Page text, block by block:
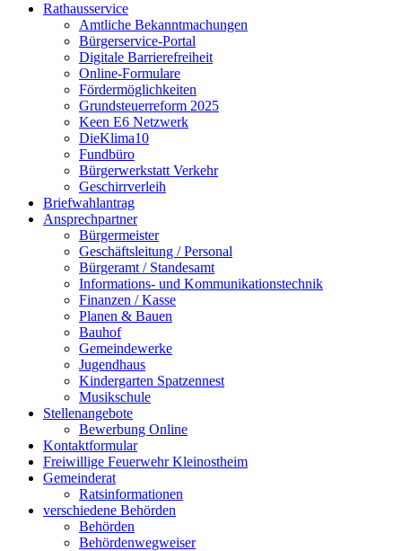
Rathausservice
Amtliche Bekanntmachungen
Bürgerservice-Portal
Digitale Barrierefreiheit
Online-Formulare
Fördermöglichkeiten
Grundsteuerreform 2025
Keen E6 Netzwerk
DieKlima10
Fundbüro
Bürgerwerkstatt Verkehr
Geschirrverleih
Briefwahlantrag
Ansprechpartner
Bürgermeister
Geschäftsleitung / Personal
Bürgeramt / Standesamt
Informations- und Kommunikationstechnik
Finanzen / Kasse
Planen & Bauen
Bauhof
Gemeindewerke
Jugendhaus
Kindergarten Spatzennest
Musikschule
Stellenangebote
Bewerbung Online
Kontaktformular
Freiwillige Feuerwehr Kleinostheim
Gemeinderat
Ratsinformationen
verschiedene Behörden
Behörden
Behördenwegweiser